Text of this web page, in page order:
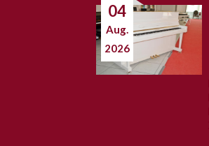
04
Aug.
2026